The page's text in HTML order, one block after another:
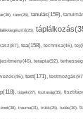
tánc(26), tanulás(159),
tea(158), technika(46),
terápia(92),
test(171),
tippek(27), tisztaság(35),
trauma(31), trükk(25), tudás(30),